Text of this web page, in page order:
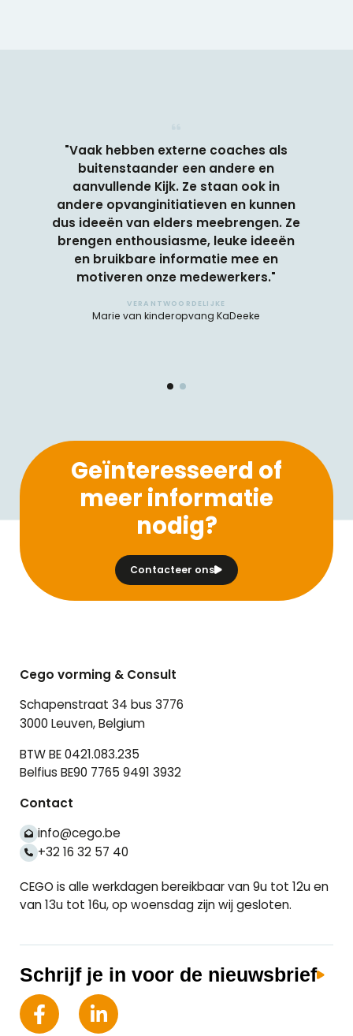
"Vaak hebben externe coaches als
buitenstaander een andere en
aanvullende Kijk. Ze staan ook in
andere opvanginitiatieven en kunnen
dus ideeën van elders meebrengen. Ze
brengen enthousiasme, leuke ideeën
en bruikbare informatie mee en
motiveren onze medewerkers."
VERANTWOORDELIJKE
Marie van kinderopvang KaDeeke
Geïnteresseerd of
meer informatie
nodig?
Contacteer ons
Cego vorming & Consult
Schapenstraat 34 bus 3776
3000 Leuven, Belgium
BTW BE 0421.083.235
Belfius BE90 7765 9491 3932
Contact
info@cego.be
+32 16 32 57 40
CEGO is alle werkdagen bereikbaar van 9u tot 12u en
van 13u tot 16u, op woensdag zijn wij gesloten.
Schrijf je in voor de nieuwsbrief